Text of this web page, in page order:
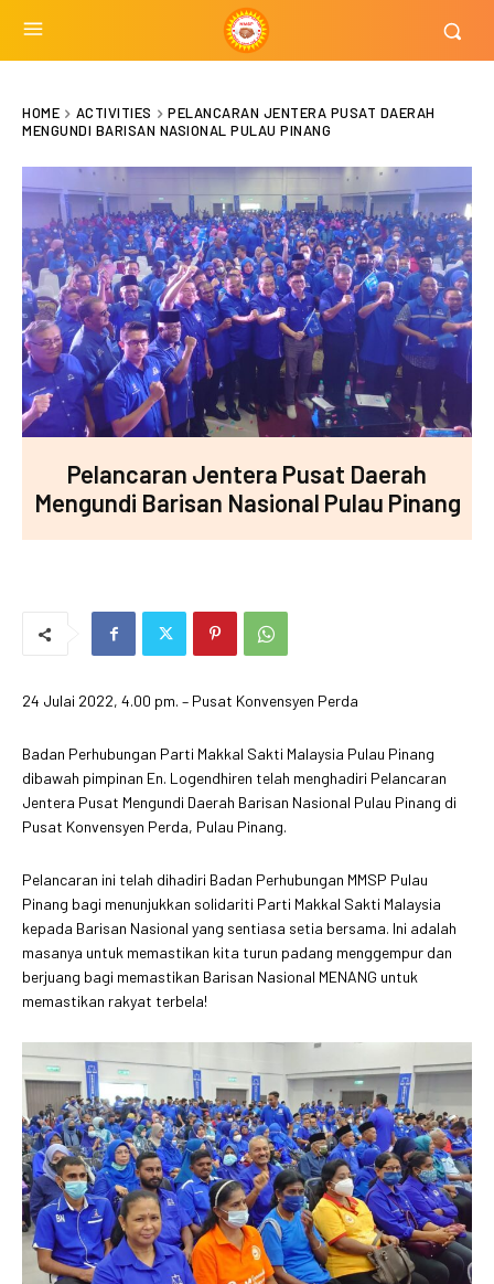
HOME ACTIVITIES
PELANCARAN JENTERA PUSAT DAERAH
MENGUNDI BARISAN NASIONAL PULAU PINANG
Pelancaran Jentera Pusat Daerah
Mengundi Barisan Nasional Pulau Pinang
24 Julai 2022, 4.00 pm. – Pusat Konvensyen Perda
Badan Perhubungan Parti Makkal Sakti Malaysia Pulau Pinang
dibawah pimpinan En. Logendhiren telah menghadiri Pelancaran
Jentera Pusat Mengundi Daerah Barisan Nasional Pulau Pinang di
Pusat Konvensyen Perda, Pulau Pinang.
Pelancaran ini telah dihadiri Badan Perhubungan MMSP Pulau
Pinang bagi menunjukkan solidariti Parti Makkal Sakti Malaysia
kepada Barisan Nasional yang sentiasa setia bersama. Ini adalah
masanya untuk memastikan kita turun padang menggempur dan
berjuang bagi memastikan Barisan Nasional MENANG untuk
memastikan rakyat terbela!